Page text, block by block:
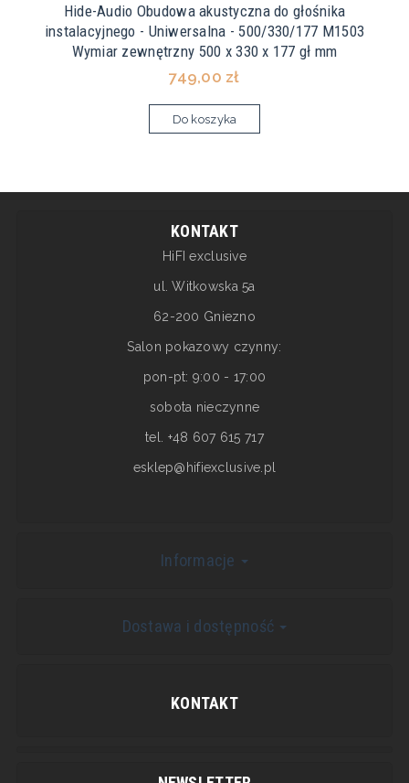
Hide-Audio Obudowa akustyczna do głośnika
instalacyjnego - Uniwersalna - 500/330/177 M1503
Wymiar zewnętrzny 500 x 330 x 177 gł mm
749,00 zł
Do koszyka
KONTAKT
HiFI exclusive
ul. Witkowska 5a
62-200 Gniezno
Salon pokazowy czynny:
pon-pt: 9:00 - 17:00
sobota nieczynne
tel. +48 607 615 717
esklep@hifiexclusive.pl
Informacje
Dostawa i dostępność
KONTAKT